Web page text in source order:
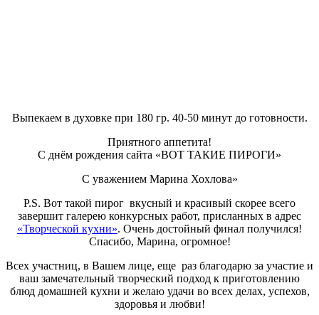
Выпекаем в духовке при 180 гр. 40-50 минут до готовности.
Приятного аппетита!
С днём рождения сайта «ВОТ ТАКИЕ ПИРОГИ»
С уважением Марина Хохлова»
P.S. Вот такой пирог вкусный и красивый скорее всего
завершит галерею конкурсных работ, присланных в адрес
«Творческой кухни». Очень достойный финал получился!
Спасибо, Марина, огромное!
Всех участниц, в Вашем лице, еще раз благодарю за участие и
ваш замечательный творческий подход к приготовлению
блюд домашней кухни и желаю удачи во всех делах, успехов,
здоровья и любви!